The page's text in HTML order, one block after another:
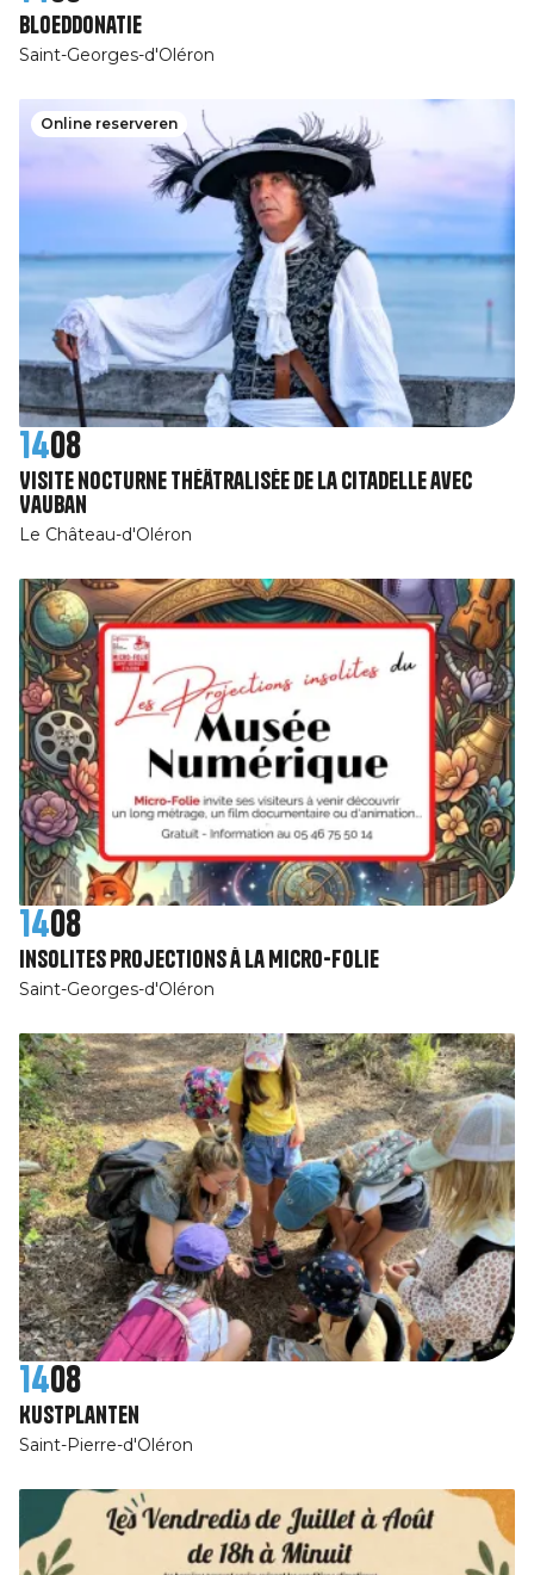
Bloeddonatie
Saint-Georges-d'Oléron
Online reserveren
1408
Visite nocturne théâtralisée de la Citadelle avec
Vauban
Le Château-d'Oléron
1408
Insolites projections à la Micro-Folie
Saint-Georges-d'Oléron
1408
Kustplanten
Saint-Pierre-d'Oléron